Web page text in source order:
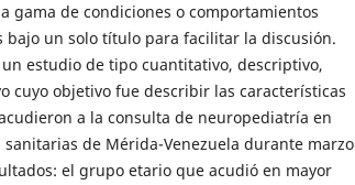
gama de condiciones o comportamientos
bajo un solo título para facilitar la discusión.
estudio de tipo cuantitativo, descriptivo,
cuyo objetivo fue describir las características
a la consulta de neuropediatría en
de Mérida-Venezuela durante marzo
el grupo etario que acudió en mayor